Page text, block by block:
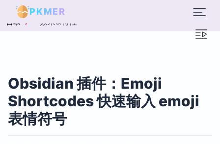
PKMER
目录 效果&特性
Obsidian 插件：Emoji
Shortcodes 快速输入 emoji
表情符号